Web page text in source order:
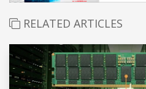
RELATED ARTICLES